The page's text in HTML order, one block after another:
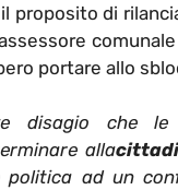
proposito di
portare allo
disagio
alla
politica ad un